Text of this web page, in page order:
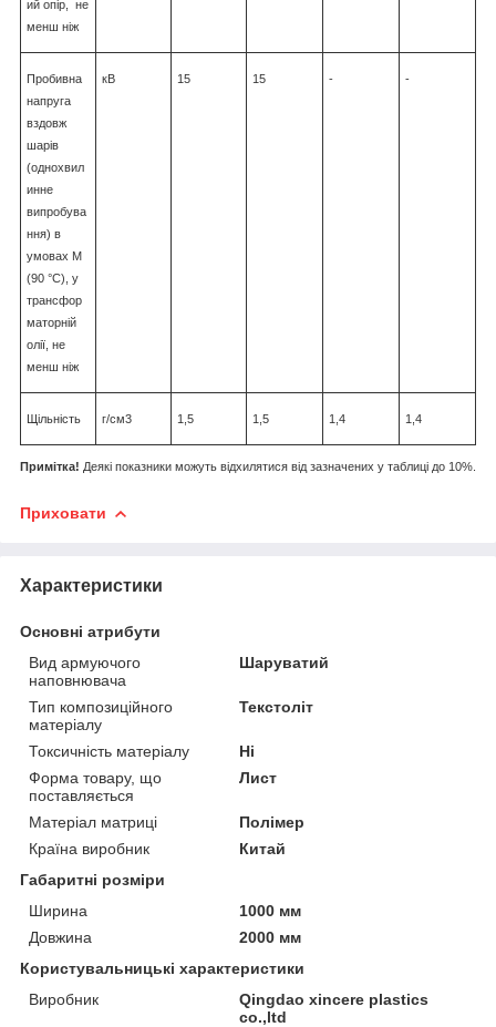
ий опір, не
менш ніж
Пробивна
напруга
вздовж
шарів
(однохвил
инне
випробува
ння) в
умовах М
(90 °C), у
трансфор
маторній
олії, не
менш ніж
кВ 15 15 - -
Щільність г/см3 1,5 1,5 1,4 1,4
Примітка! Деякі показники можуть відхилятися від зазначених у таблиці до 10%.
Приховати
Характеристики
Основні атрибути
Вид армуючого
наповнювача
Шаруватий
Тип композиційного
матеріалу
Текстоліт
Токсичність матеріалу
Ні
Форма товару, що
поставляється
Лист
Матеріал матриці
Полімер
Країна виробник
Китай
Габаритні розміри
Ширина
1000 мм
Довжина
2000 мм
Користувальницькі характеристики
Виробник
Qingdao xincere plastics
co.,ltd